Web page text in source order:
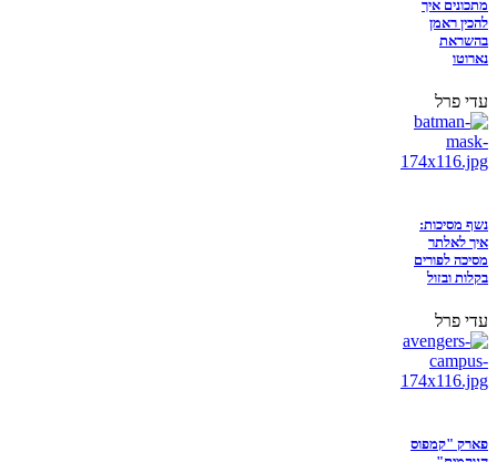
מתכונים איך
להכין ראמן
בהשראת
נארוטו
עדי פרל
נשף מסיכות:
איך לאלתר
מסיכה לפורים
בקלות ובזול
עדי פרל
פארק "קמפוס